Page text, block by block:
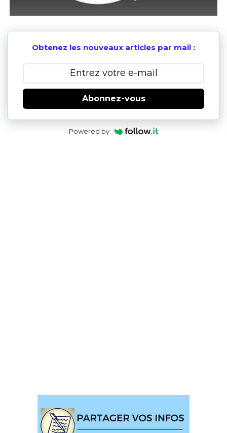
Obtenez les nouveaux articles par mail :
Abonnez-vous
Powered by